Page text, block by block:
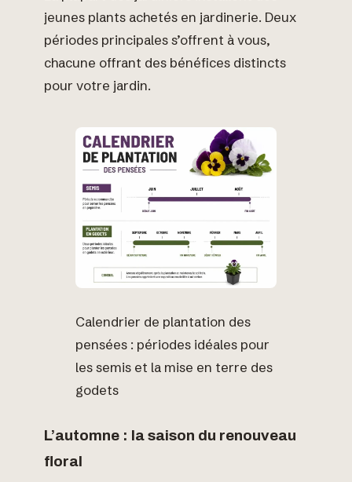
jeunes plants achetés en jardinerie. Deux
périodes principales s’offrent à vous,
chacune offrant des bénéfices distincts
pour votre jardin.
Calendrier de plantation des
pensées : périodes idéales pour
les semis et la mise en terre des
godets
L’automne : la saison du renouveau
floral